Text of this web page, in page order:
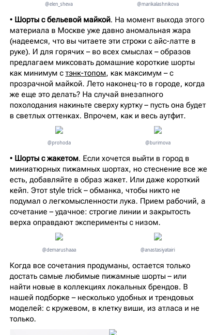
@elen_sheva @marikalashnikova
• Шорты с бельевой майкой. На момент выхода этого
материала в Москве уже давно аномальная жара
(надеемся, что вы читаете эти строки с айс-латте в
руке). И для горячих – во всех смыслах – образов
предлагаем миксовать домашние короткие шорты
как минимум с тэнк-топом, как максимум – с
прозрачной майкой. Лето наконец-то в городе, когда
же еще это делать? На случай внезапного
похолодания накиньте сверху куртку – пусть она будет
в светлых оттенках. Впрочем, как и весь аутфит.
@prohoda @burimova
• Шорты с жакетом. Если хочется выйти в город в
миниатюрных пижамных шортах, но стеснение все же
есть, добавляйте в образ жакет. Или даже короткий
кейп. Этот style trick – обманка, чтобы никто не
подумал о легкомысленности лука. Прием рабочий, а
сочетание – удачное: строгие линии и закрытость
верха оправдают эксперименты с низом.
@demarushaaa @anastasiyatairi
Когда все сочетания продуманы, остается только
достать самые любимые пижамные шорты – или
найти новые в коллекциях локальных брендов. В
нашей подборке – несколько удобных и трендовых
моделей: с кружевом, в клетку виши, из атласа и не
только.